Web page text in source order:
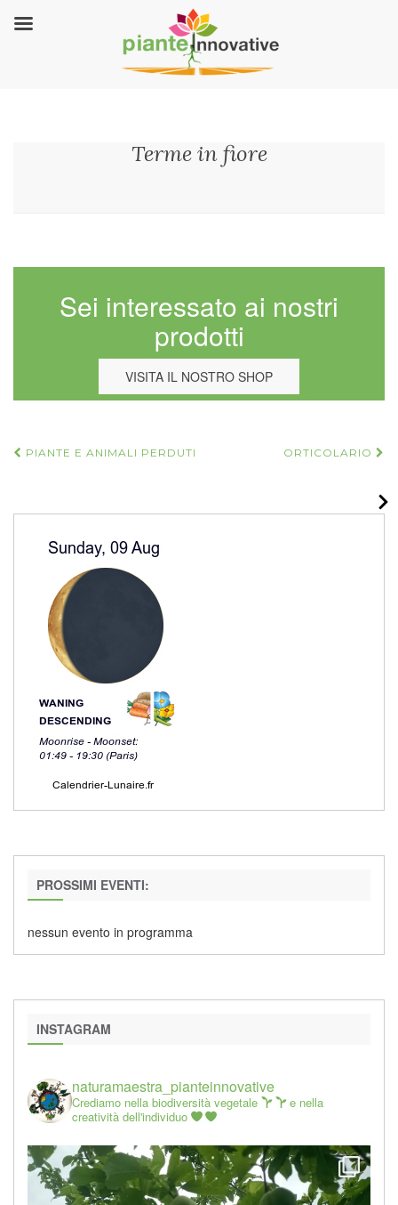
Terme in fiore
Sei interessato ai nostri
prodotti
VISITA IL NOSTRO SHOP
Navigazione
PIANTE E ANIMALI PERDUTI ORTICOLARIO
PROSSIMI EVENTI:
nessun evento in programma
INSTAGRAM
naturamaestra_pianteinnovative
Crediamo nella biodiversità vegetale
e nella
creatività dell'individuo